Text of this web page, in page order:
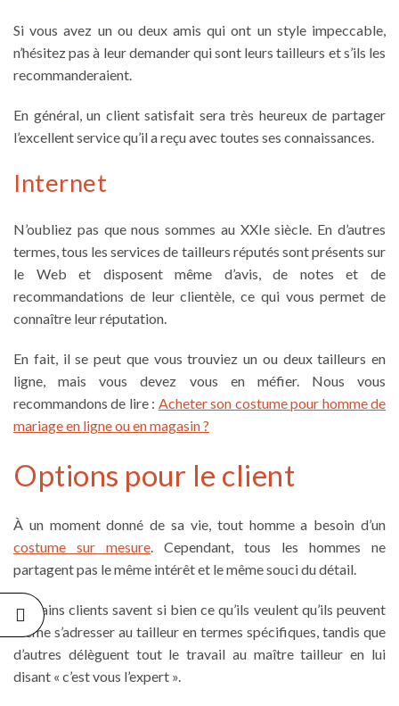
Si vous avez un ou deux amis qui ont un style impeccable,
n’hésitez pas à leur demander qui sont leurs tailleurs et s’ils les
recommanderaient.
En général, un client satisfait sera très heureux de partager
l’excellent service qu’il a reçu avec toutes ses connaissances.
Internet
N’oubliez pas que nous sommes au XXIe siècle. En d’autres
termes, tous les services de tailleurs réputés sont présents sur
le Web et disposent même d’avis, de notes et de
recommandations de leur clientèle, ce qui vous permet de
connaître leur réputation.
En fait, il se peut que vous trouviez un ou deuxtailleurs en
ligne, mais vous devez vous en méfier. Nous vous
recommandons de lire : Acheter son costume pour homme de
mariage en ligne ou en magasin ?
Options pour le client
À un moment donné de sa vie, tout homme a besoin d’un
costume sur mesure. Cependant, tous les hommes ne
partagent pas le même intérêt et le même souci du détail.
Certains clients savent si bien ce qu’ils veulent qu’ils peuvent
même s’adresser au tailleur en termes spécifiques, tandis que
d’autres délèguent tout le travail au maître tailleur en lui
disant « c’est vous l’expert ».